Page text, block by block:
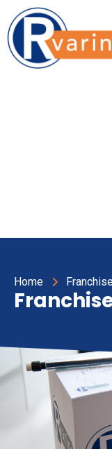
Home